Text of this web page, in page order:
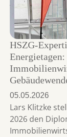
HSZG-
05.05.2026
Lars Klitzke
2026 den